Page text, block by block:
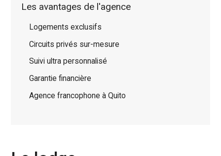
Les avantages de l'agence
Logements exclusifs
Circuits privés sur-mesure
Suivi ultra personnalisé
Garantie financière
Agence francophone à Quito